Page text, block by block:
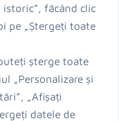
făcând clic
pe „Ștergeți toate
șterge toate
„Personalizare și
„Afișați
datele de